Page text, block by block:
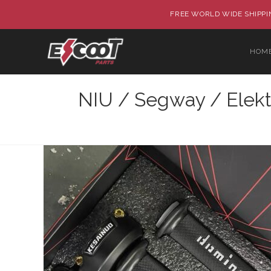
FREE WORLD WIDE
NIU / Segway /